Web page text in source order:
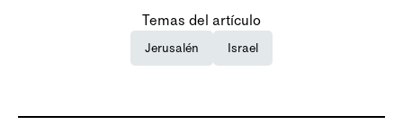
Temas del artículo
Jerusalén Israel